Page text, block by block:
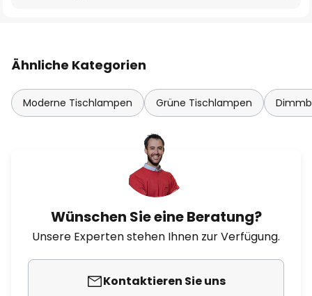
Ähnliche Kategorien
Moderne Tischlampen Grüne Tischlampen
Wünschen Sie eine Beratung?
Unsere Experten stehen Ihnen zur Verfügung.
Kontaktieren Sie uns